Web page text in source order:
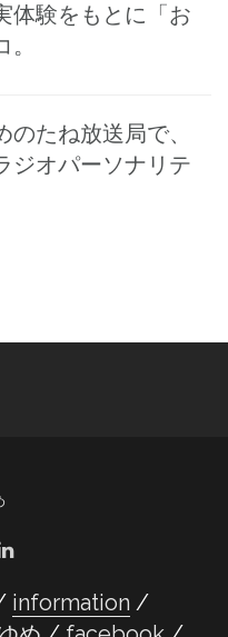
体験をもとに「お
たね放送局で、
ジオパーソナリテ
information